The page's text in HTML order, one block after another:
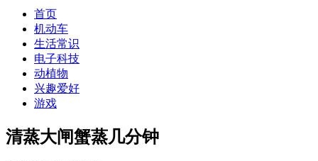
首页
机动车
生活常识
电子科技
动植物
兴趣爱好
游戏
清蒸大闸蟹蒸几分钟